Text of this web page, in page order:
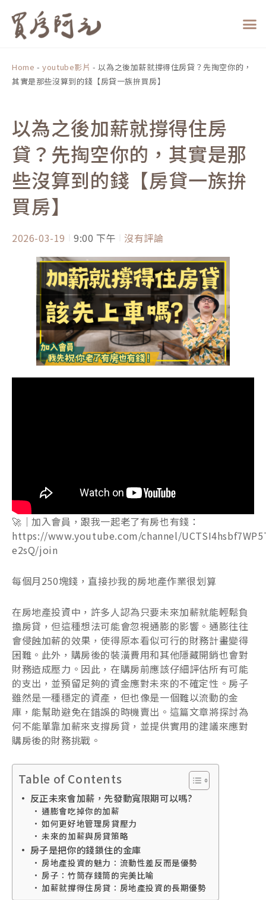
Home -youtube影片 -以為之後加薪就撐得住房貸？先掏空你的，
其實是那些沒算到的錢【房貸一族拚買房】
以為之後加薪就撐得住房
貸？先掏空你的，其實是那
些沒算到的錢【房貸一族拚
買房】
2026-03-19 9:00 下午 沒有評論
🚀｜加入會員，跟我一起老了有房也有錢：
https://www.youtube.com/channel/
e2sQ/join
每個月250塊錢，直接抄我的房地產作業很划算
在房地產投資中，許多人認為只要未來加薪就能輕鬆負
擔房貸，但這種想法可能會忽視通膨的影響。通膨往往
會侵蝕加薪的效果，使得原本看似可行的財務計畫變得
困難。此外，購房後的裝潢費用和其他隱藏開銷也會對
財務造成壓力。因此，在購房前應該仔細評估所有可能
的支出，並預留足夠的資金應對未來的不確定性。房子
雖然是一種穩定的資產，但也像是一個難以流動的金
庫，能幫助避免在錯誤的時機賣出。這篇文章將探討為
何不能單靠加薪來支撐房貸，並提供實用的建議來應對
購房後的財務挑戰。
Table of Contents
反正未來會加薪，先發動寬限期可以嗎?
通膨會吃掉你的加薪
如何更好地管理房貸壓力
未來的加薪與房貸策略
房子是把你的錢鎖住的金庫
房地產投資的魅力：流動性差反而是優勢
房子：竹筒存錢筒的完美比喻
加薪就撐得住房貸：房地產投資的長期優勢